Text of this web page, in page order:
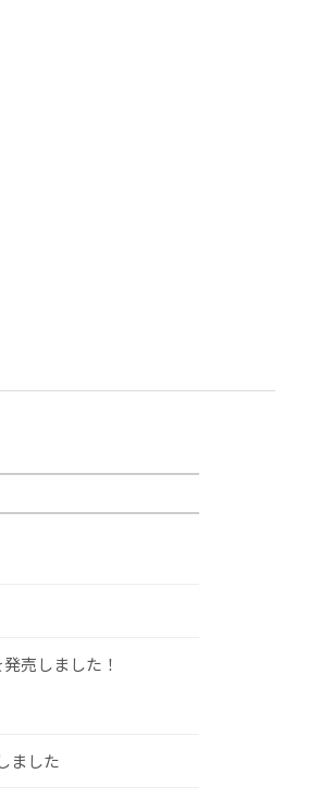
売しました！
ました